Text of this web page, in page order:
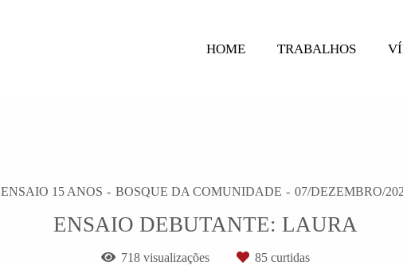
HOME TRABALHOS
ENSAIO 15 ANOS BOSQUE DA COMUNIDADE 07/DEZEMBRO/
ENSAIO DEBUTANTE: LAURA
718 visualizações 85 curtidas